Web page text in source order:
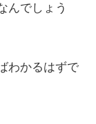
んでしょう
わかるはずで